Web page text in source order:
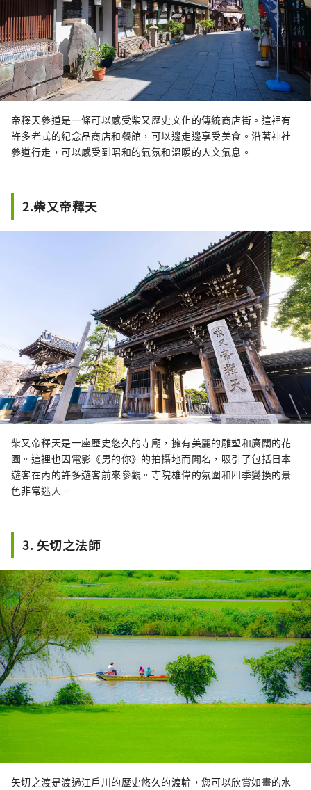
●盥洗室、淋浴間、吹風機、洗衣機
●其他・冷氣・電視
·無線上網
飯店資訊費：每晚 10,000 日圓起（最
多 2 人）
入住時間：15:00～
退房：~10:00
帝釋天參道是一條可以感受柴又歷史文化的傳統商店街。這裡有
許多老式的紀念品商店和餐館，可以邊走邊享受美食。沿著神社
參道行走，可以感受到昭和的氣氛和溫暖的人文氣息。
2.柴又帝釋天
柴又帝釋天是一座歷史悠久的寺廟，擁有美麗的雕塑和廣闊的花
園。這裡也因電影《男的你》的拍攝地而聞名，吸引了包括日本
遊客在內的許多遊客前來參觀。寺院雄偉的氛圍和四季變換的景
色非常迷人。
3. 矢切之法師
矢切之渡是渡過江戶川的歷史悠久的渡輪，您可以欣賞如畫的水